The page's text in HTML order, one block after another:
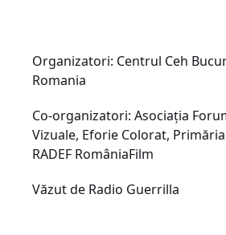
Organizatori: Centrul Ceh
Romania
Co-organizatori: Asociația
Vizuale, Eforie Colorat,
RADEF RomâniaFilm
Văzut de Radio Guerrilla